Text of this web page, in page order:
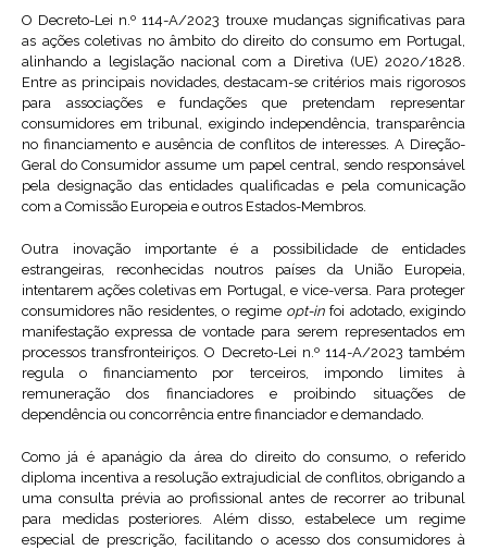
O Decreto-Lei n.º 114-A/2023 trouxe mudanças significativas para
as ações coletivas no âmbito do direito do consumo em Portugal,
alinhando a legislação nacional com a Diretiva (UE) 2020/1828.
Entre as principais novidades, destacam-se critérios mais rigorosos
para associações e fundações que pretendam representar
consumidores em tribunal, exigindo independência, transparência
no financiamento e ausência de conflitos de interesses. A Direção-
Geral do Consumidor assume um papel central, sendo responsável
pela designação das entidades qualificadas e pela comunicação
com a Comissão Europeia e outros Estados-Membros.
Outra inovação importante é a possibilidade de entidades
estrangeiras, reconhecidas noutros países da União Europeia,
intentarem ações coletivas em Portugal, e vice-versa. Para proteger
consumidores não residentes, o regime opt-infoi adotado, exigindo
manifestação expressa de vontade para serem representados em
processos transfronteiriços. O Decreto-Lei n.º 114-A/2023 também
regula o financiamento por terceiros, impondo limites à
remuneração dos financiadores e proibindo situações de
dependência ou concorrência entre financiador e demandado.
Como já é apanágio da área do direito do consumo, o referido
diploma incentiva a resolução extrajudicial de conflitos, obrigando a
uma consulta prévia ao profissional antes de recorrer ao tribunal
para medidas posteriores. Além disso, estabelece um regime
especial de prescrição, facilitando o acesso dos consumidores à